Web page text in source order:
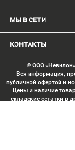
МЫ В СЕТИ
КОНТАКТЫ
© ООО
Вся информация,
публичной офертой и
Цены и наличие
складские остатки в